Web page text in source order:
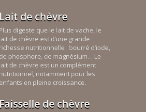
Lait de chèvre
Plus digeste que le lait de vache, le
lait de chèvre est d’une grande
richesse nutritionnelle : bourré d’iode,
de phosphore, de magnésium… Le
lait de chèvre est un complément
nutritionnel, notamment pour les
enfants en pleine croissance.
Faisselle de chèvre